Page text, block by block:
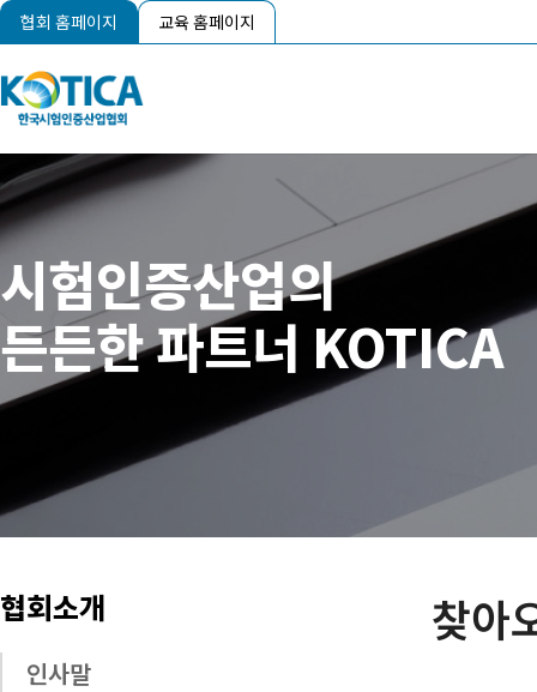
협회 홈페이지 교육 홈페이지
시험인증산업의
든든한 파트너 KOTICA
협회소개
인사말
찾아